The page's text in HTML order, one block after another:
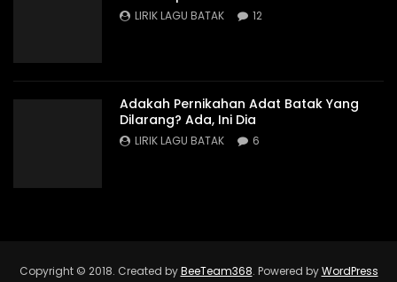
LIRIK LAGU BATAK 12
Adakah Pernikahan Adat Batak Yang
Dilarang? Ada, Ini Dia
LIRIK LAGU BATAK 6
Copyright © 2018. Created byBeeTeam368. Powered byWordPress